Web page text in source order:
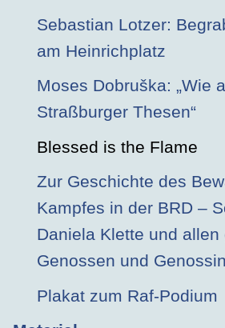
Sebastian Lotzer:
am Heinrichplatz
Moses Dobruška: „Wie
Straßburger Thesen“
Blessed is the Flame
Zur Geschichte des
Kampfes in der BRD –
Daniela Klette und allen
Genossen und
Plakat zum Raf-Podium